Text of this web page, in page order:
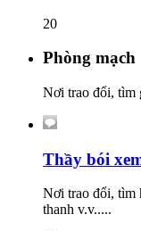
20
Phòng mạch
Nơi trao đổi, tìm
Thầy bói
Nơi trao đổi, tìm
thanh v.v.....